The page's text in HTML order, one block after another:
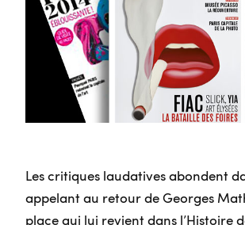
Les critiques laudatives abondent
appelant au retour de Georges
place qui lui revient dans l’Histoire